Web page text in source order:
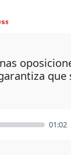
que
01:02